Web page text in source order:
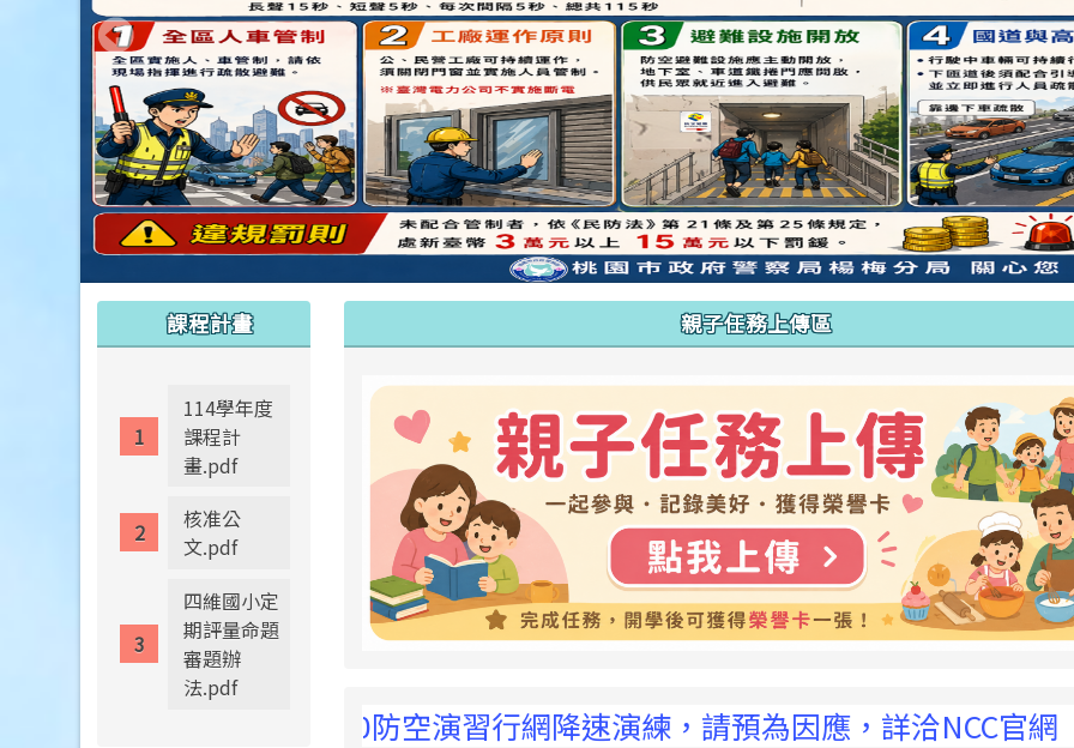
親子任務上傳區
日14:30至15:00防空演習行網降速演練，請預為因應，詳洽NCC官網
課程計畫
114學年度
課程計
畫.pdf
核准公
文.pdf
四維國小定
期評量命題
審題辦
法.pdf